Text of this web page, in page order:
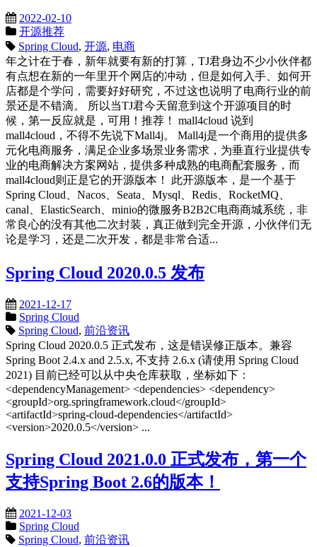
2022-02-10
开源推荐
Spring Cloud, 开源, 电商
年之计在于春，新年就要有新的打算，TJ君身边不少小伙伴都
有点想在新的一年里开个网店的冲动，但是如何入手、如何开
店都是个学问，需要好好研究，不过这也说明了电商行业的前
景还是不错滴。 所以当TJ君今天留意到这个开源项目的时
候，第一反应就是，可用！推荐！ mall4cloud 说到
mall4cloud，不得不先说下Mall4j。 Mall4j是一个商用的提供多
元化电商服务，满足企业多场景业务需求，为垂直行业提供专
业的电商解决方案网站，提供多种成熟的电商配套服务，而
mall4cloud则正是它的开源版本！ 此开源版本，是一个基于
Spring Cloud、Nacos、Seata、Mysql、Redis、RocketMQ、
canal、ElasticSearch、minio的微服务B2B2C电商商城系统，非
常良心的没有其他二次封装，真正做到完全开源，小伙伴们无
论是学习，还是二次开发，都是非常合适...
Spring Cloud 2020.0.5 发布
2021-12-17
Spring Cloud
Spring Cloud, 前沿资讯
Spring Cloud 2020.0.5 正式发布，这是错误修正版本。兼容
Spring Boot 2.4.x and 2.5.x, 不支持 2.6.x (请使用 Spring Cloud
2021) 目前已经可以从中央仓库获取，坐标如下：
<dependencyManagement> <dependencies> <dependency>
<groupId>org.springframework.cloud</groupId>
<artifactId>spring-cloud-dependencies</artifactId>
<version>2020.0.5</version> ...
Spring Cloud 2021.0.0 正式发布，第一个
支持Spring Boot 2.6的版本！
2021-12-03
Spring Cloud
Spring Cloud, 前沿资讯